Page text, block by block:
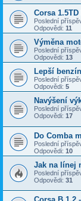
Corsa
Poslední
Odpovědi: 11
Výměna
Poslední
Odpovědi: 13
Lepší benzín
Poslední
Odpovědi: 5
Navýšení
Poslední
Odpovědi: 17
Do Comba
Poslední
Odpovědi: 10
Jak na línej
Poslední
Odpovědi: 31